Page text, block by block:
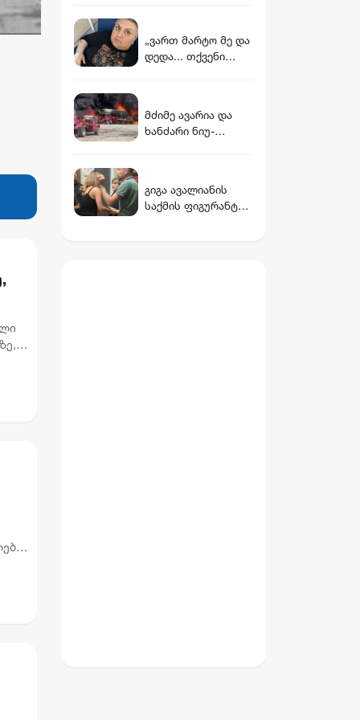
„ვართ მარტო მე და
დედა... თქვენი
დასახმარებლად,
რომელიც საწოლს
მძიმე ავარია და
ხანძარი ნიუ-
მძღოლი
გიგა ავალიანის
საქმის ფიგურანტი